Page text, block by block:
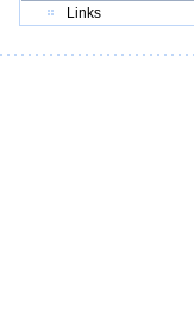
Links